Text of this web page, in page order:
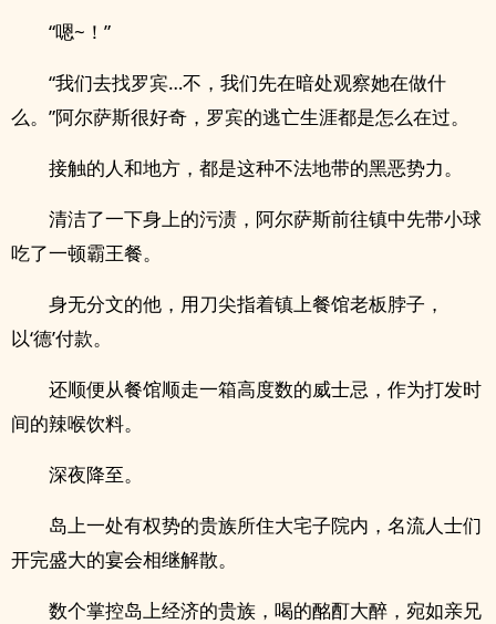
“嗯~！”
“我们去找罗宾…不，我们先在暗处观察她在做什
么。”阿尔萨斯很好奇，罗宾的逃亡生涯都是怎么在过。
接触的人和地方，都是这种不法地带的黑恶势力。
清洁了一下身上的污渍，阿尔萨斯前往镇中先带小球
吃了一顿霸王餐。
身无分文的他，用刀尖指着镇上餐馆老板脖子，
以‘德’付款。
还顺便从餐馆顺走一箱高度数的威士忌，作为打发时
间的辣喉饮料。
深夜降至。
岛上一处有权势的贵族所住大宅子院内，名流人士们
开完盛大的宴会相继解散。
数个掌控岛上经济的贵族，喝的酩酊大醉，宛如亲兄